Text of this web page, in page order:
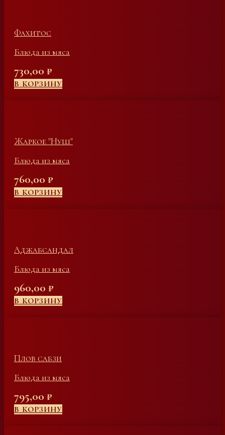
Фахитос
Блюда из мяса
730,00 ₽
В КОРЗИНУ
Жаркое "Нуш"
Блюда из мяса
760,00 ₽
В КОРЗИНУ
Аджабсандал
Блюда из мяса
960,00 ₽
В КОРЗИНУ
Плов сабзи
Блюда из мяса
795,00 ₽
В КОРЗИНУ